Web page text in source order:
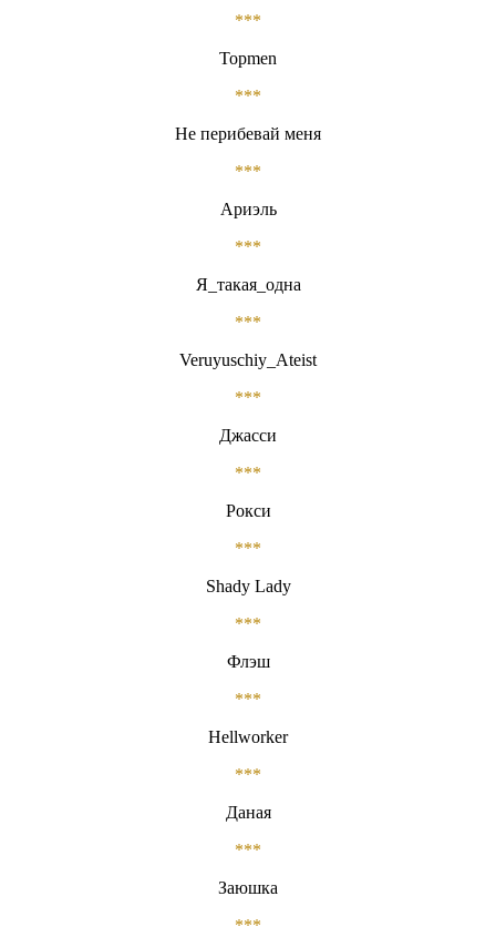
***
Topmen
***
Не перибевай меня
***
Ариэль
***
Я_такая_одна
***
Veruyuschiy_Ateist
***
Джасси
***
Рокси
***
Shady Lady
***
Флэш
***
Hellworker
***
Даная
***
Заюшка
***